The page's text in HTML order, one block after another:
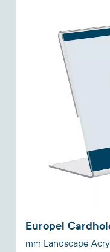
Europel
mm Landscape